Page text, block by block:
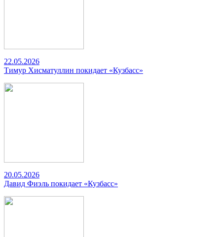
22.05.2026
Тимур Хисматуллин покидает «Кузбасс»
20.05.2026
Давид Фиэль покидает «Кузбасс»